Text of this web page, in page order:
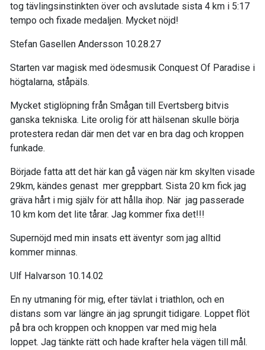
tog tävlingsinstinkten över och avslutade sista 4 km i 5:17
tempo och fixade medaljen. Mycket nöjd!
Stefan Gasellen Andersson 10.28.27
Starten var magisk med ödesmusik Conquest Of Paradise i
högtalarna, ståpäls.
Mycket stiglöpning från Smågan till Evertsberg bitvis
ganska tekniska. Lite orolig för att hälsenan skulle börja
protestera redan där men det var en bra dag och kroppen
funkade.
Började fatta att det här kan gå vägen när km skylten visade
29km, kändes genast mer greppbart. Sista 20 km fick jag
gräva hårt i mig själv för att hålla ihop. När jag passerade
10 km kom det lite tårar. Jag kommer fixa det!!!
Supernöjd med min insats ett äventyr som jag alltid
kommer minnas.
Ulf Halvarson 10.14.02
En ny utmaning för mig, efter tävlat i triathlon, och en
distans som var längre än jag sprungit tidigare. Loppet flöt
på bra och kroppen och knoppen var med mig hela
loppet. Jag tänkte rätt och hade krafter hela vägen till mål.